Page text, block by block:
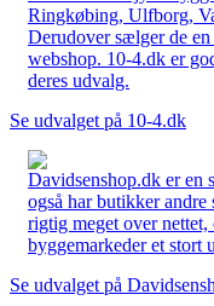
Ringkøbing, Ulfborg,
Derudover sælger de
webshop. 10-4.dk er
deres udvalg.
Se udvalget på 10-4.dk
Davidsenshop.dk er en
også har butikker andre
rigtig meget over
byggemarkeder et stort
Se udvalget på